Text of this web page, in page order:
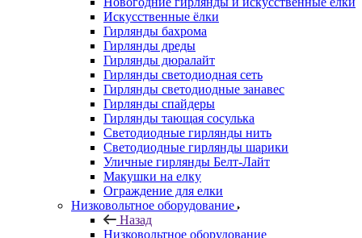
Искусственные ёлки
Гирлянды бахрома
Гирлянды дреды
Гирлянды дюралайт
Гирлянды светодиодная сеть
Гирлянды светодиодные занавес
Гирлянды спайдеры
Гирлянды тающая сосулька
Светодиодные гирлянды нить
Светодиодные гирлянды шарики
Уличные гирлянды Белт-Лайт
Макушки на елку
Ограждение для елки
Низковольтное оборудование
Назад
Низковольтное оборудование